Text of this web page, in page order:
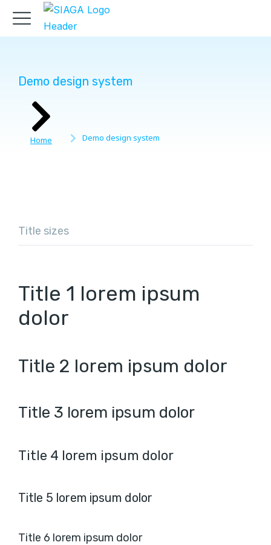
Demo design system
You are here:
Home Demo design system
Title sizes
Title 1 lorem ipsum
dolor
Title 2 lorem ipsum dolor
Title 3 lorem ipsum dolor
Title 4 lorem ipsum dolor
Title 5 lorem ipsum dolor
Title 6 lorem ipsum dolor